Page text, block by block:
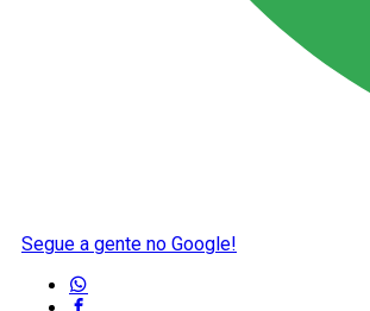
Segue a gente no Google!